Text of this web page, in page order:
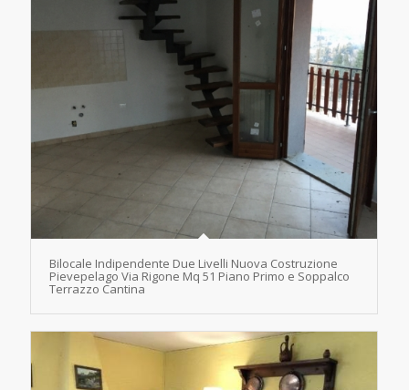
Bilocale Indipendente Due Livelli Nuova Costruzione
Pievepelago Via Rigone Mq 51 Piano Primo e Soppalco
Terrazzo Cantina